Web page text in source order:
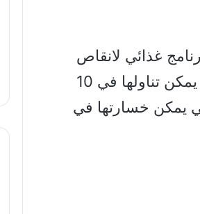
غذائي لانقاص
الوزن، هذا لأن السعرات الحرارية المكتسبة من وجبة يمكن تناولها في 10
يمكن خسارتها في